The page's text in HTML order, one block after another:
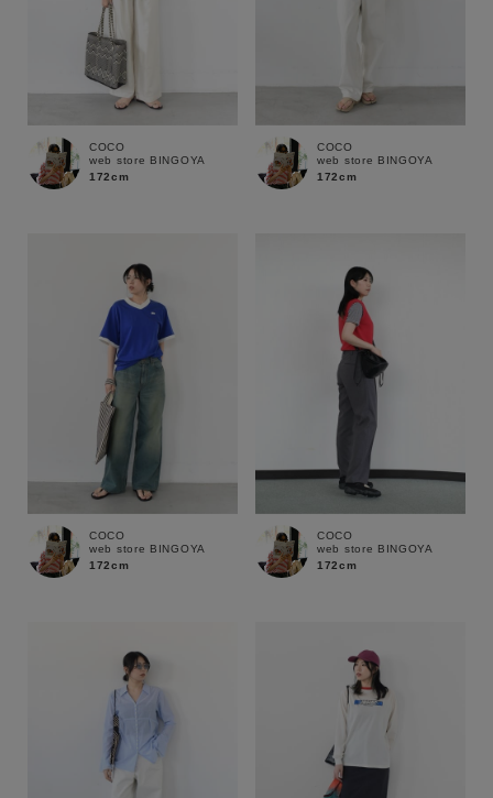
ブランド
COCO
web store BINGOYA
172cm
COCO
web store BINGOYA
172cm
COCO
web store BINGOYA
172cm
COCO
web store BINGOYA
172cm